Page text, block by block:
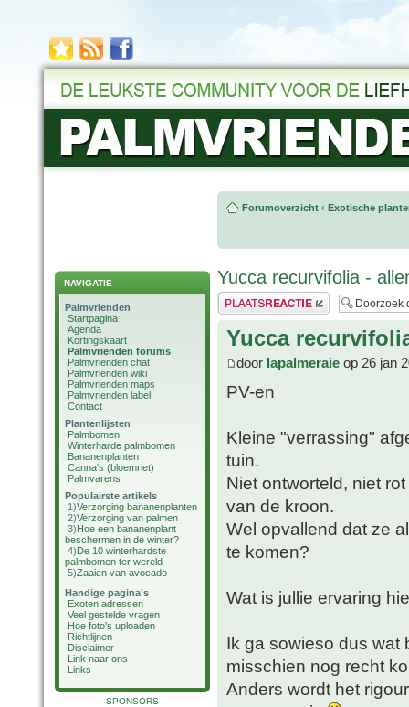
NAVIGATIE
Palmvrienden
Startpagina
Agenda
Kortingskaart
Palmvrienden forums
Palmvrienden chat
Palmvrienden wiki
Palmvrienden maps
Palmvrienden label
Contact
Plantenlijsten
Palmbomen
Winterharde palmbomen
Bananenplanten
Canna's (bloemriet)
Palmvarens
Populairste artikels
1)Verzorging bananenplanten
2)Verzorging van palmen
3)Hoe een bananenplant
beschermen in de winter?
4)De 10 winterhardste
palmbomen ter wereld
5)Zaaien van avocado
Handige pagina's
Exoten adressen
Veel gestelde vragen
Hoe foto's uploaden
Richtlijnen
Disclaimer
Link naar ons
Links
SPONSORS
Forumoverzicht ‹ Exotische
Yucca recurvifolia -
Plaats een reactie
Yucca
door lapalmeraie op 26 jan
PV-en
Kleine "verrassing"
tuin.
Niet ontworteld, niet
van de kroon.
Wel opvallend dat ze
te komen?
Wat is jullie ervaring
Ik ga sowieso dus wat
misschien nog recht
Anders wordt het